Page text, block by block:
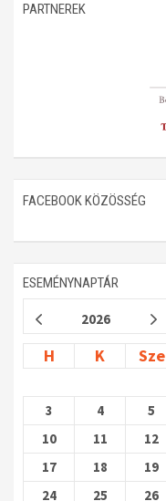
PARTNEREK
FACEBOOK KÖZÖSSÉG
ESEMÉNYNAPTÁR
2026
H K Sze
3
4 5
10
11 12
17
18 19
24
25 26